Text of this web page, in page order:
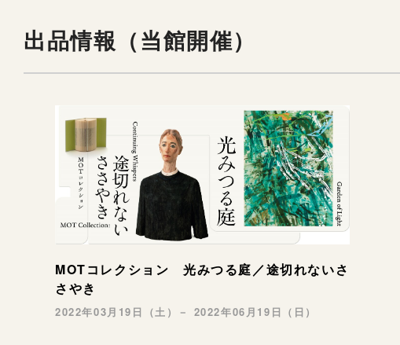
出品情報（当館開催）
MOTコレクション 光みつる庭／途切れないさ
さやき
2022年03月19日（土）－ 2022年06月19日（日）